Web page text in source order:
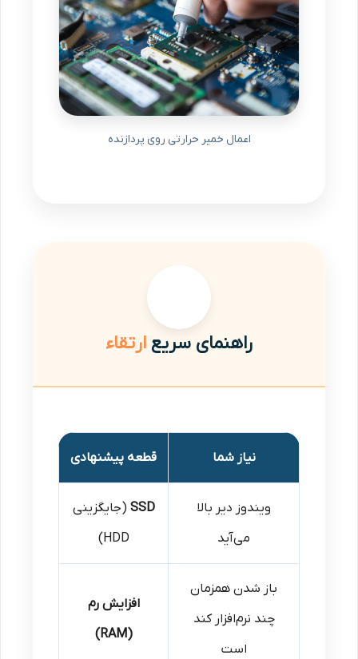
اعمال خمیر حرارتی روی پردازنده
راهنمای سریعارتقاء
نیاز شما قطعه پیشنهادی
ویندوز دیر بالا
می‌آید
SSD (جایگزینی
HDD)
باز شدن همزمان
چند نرم‌افزار کند
است
افزایش رم
(RAM)